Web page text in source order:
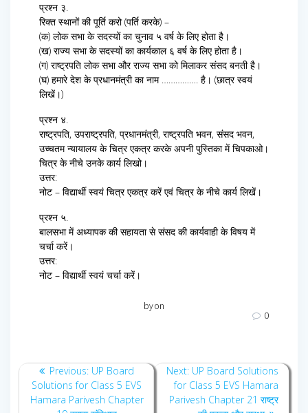
प्रश्न ३.
रिक्त स्थानों की पूर्ति करो (पर्ति करके) –
(क) लोक सभा के सदस्यों का चुनाव ५ वर्ष के लिए होता है।
(ख) राज्य सभा के सदस्यों का कार्यकाल ६ वर्ष के लिए होता है।
(ग) राष्ट्रपति लोक सभा और राज्य सभा को मिलाकर संसद बनती है।
(घ) हमारे देश के प्रधानमंत्री का नाम ……………. है। (छात्र स्वयं
लिखें।)
प्रश्न ४.
राष्ट्रपति, उपराष्ट्रपति, प्रधानमंत्री, राष्ट्रपति भवन, संसद भवन,
उच्चतम न्यायालय के चित्र एकत्र करके अपनी पुस्तिका में चिपकाओ।
चित्र के नीचे उनके कार्य लिखो।
उत्तर:
नोट – विद्यार्थी स्वयं चित्र एकत्र करें एवं चित्र के नीचे कार्य लिखें।
प्रश्न ५.
बालसभा में अध्यापक की सहायता से संसद की कार्यवाही के विषय में
चर्चा करें।
उत्तर:
नोट – विद्यार्थी स्वयं चर्चा करें।
byon
0
Post
navigation
Previous: Previous
post:
UP Board
Solutions for Class 5 EVS
Hamara Parivesh Chapter
Next: Next
post:
UP Board Solutions
for Class 5 EVS Hamara
Parivesh Chapter 21 राष्ट्र